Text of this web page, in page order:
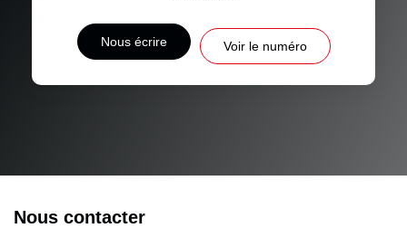
Nous écrire Voir le numéro
Nous contacter